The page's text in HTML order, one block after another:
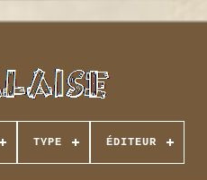
TYPE ÉDITEUR